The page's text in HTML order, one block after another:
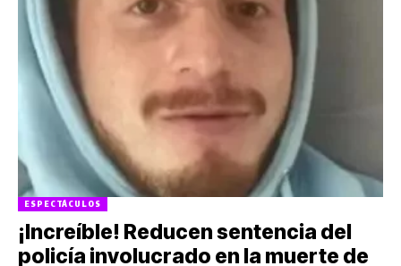
ESPECTÁCULOS
¡Increíble! Reducen sentencia del
policía involucrado en la muerte de